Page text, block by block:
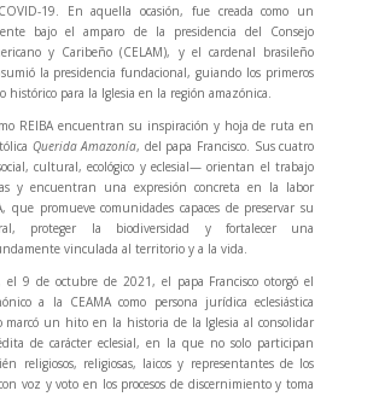
19. En aquella ocasión, fue creada como un
bajo el amparo de la presidencia del Consejo
y Caribeño (CELAM), y el cardenal brasileño
la presidencia fundacional, guiando los primeros
histórico para la Iglesia en la región amazónica.
REIBA encuentran su inspiración y hoja de ruta en
Querida Amazonía, del papa Francisco. Sus cuatro
cultural, ecológico y eclesial— orientan el trabajo
y encuentran una expresión concreta en la labor
que promueve comunidades capaces de preservar su
proteger la biodiversidad y fortalecer una
vinculada al territorio y a la vida.
el 9 de octubre de 2021, el papa Francisco otorgó el
a la CEAMA como persona jurídica eclesiástica
marcó un hito en la historia de la Iglesia al consolidar
de carácter eclesial, en la que no solo participan
religiosos, religiosas, laicos y representantes de los
voz y voto en los procesos de discernimiento y toma